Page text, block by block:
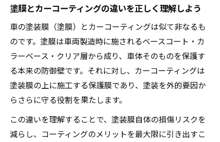
み
ガラスコーティングの塗膜保護効果を解説
塗膜剥がれを防ぐ正しいコーティング手順
カーコーティングと塗装膜の長期維持ポイ
ント
車の美観維持を叶える塗装膜ケアの基本
カーコーティングが美観維持に欠かせない
理由
車塗装の美しさを守る日常ケアの重要ポイ
塗膜とカーコーティングの違いを正しく理解しよう
車の塗装膜（塗膜）とカーコーティングは似て非なるも
のです。塗膜は車両製造時に施されるベースコート・カ
ラーベース・クリア層から成り、車体そのものを保護す
る本来の防御壁です。それに対し、カーコーティングは
塗装膜の上に施工する保護膜であり、塗装を外的要因か
らさらに守る役割を果たします。
この違いを理解することで、塗装膜自体の損傷リスクを
減らし、コーティングのメリットを最大限に引き出すこ